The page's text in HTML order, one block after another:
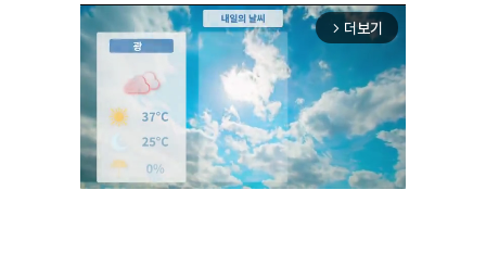
arrow_forward_ios 더보기